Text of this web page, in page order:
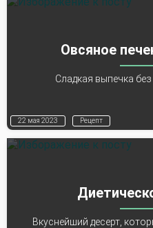
Овсяное
Сладкая выпечка
22 мая 2023 Рецепт
Вкуснейший десерт,